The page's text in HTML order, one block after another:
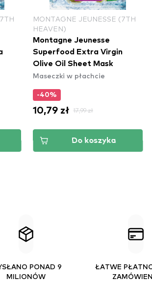
JEUNESSE (7TH
Jeunesse
Extra Virgin
Oil Sheet Mask
w płachcie
17,99 zł
Do koszyka
Sheet
Maseczki
PONAD 9
MILIONÓW
ŁATWE